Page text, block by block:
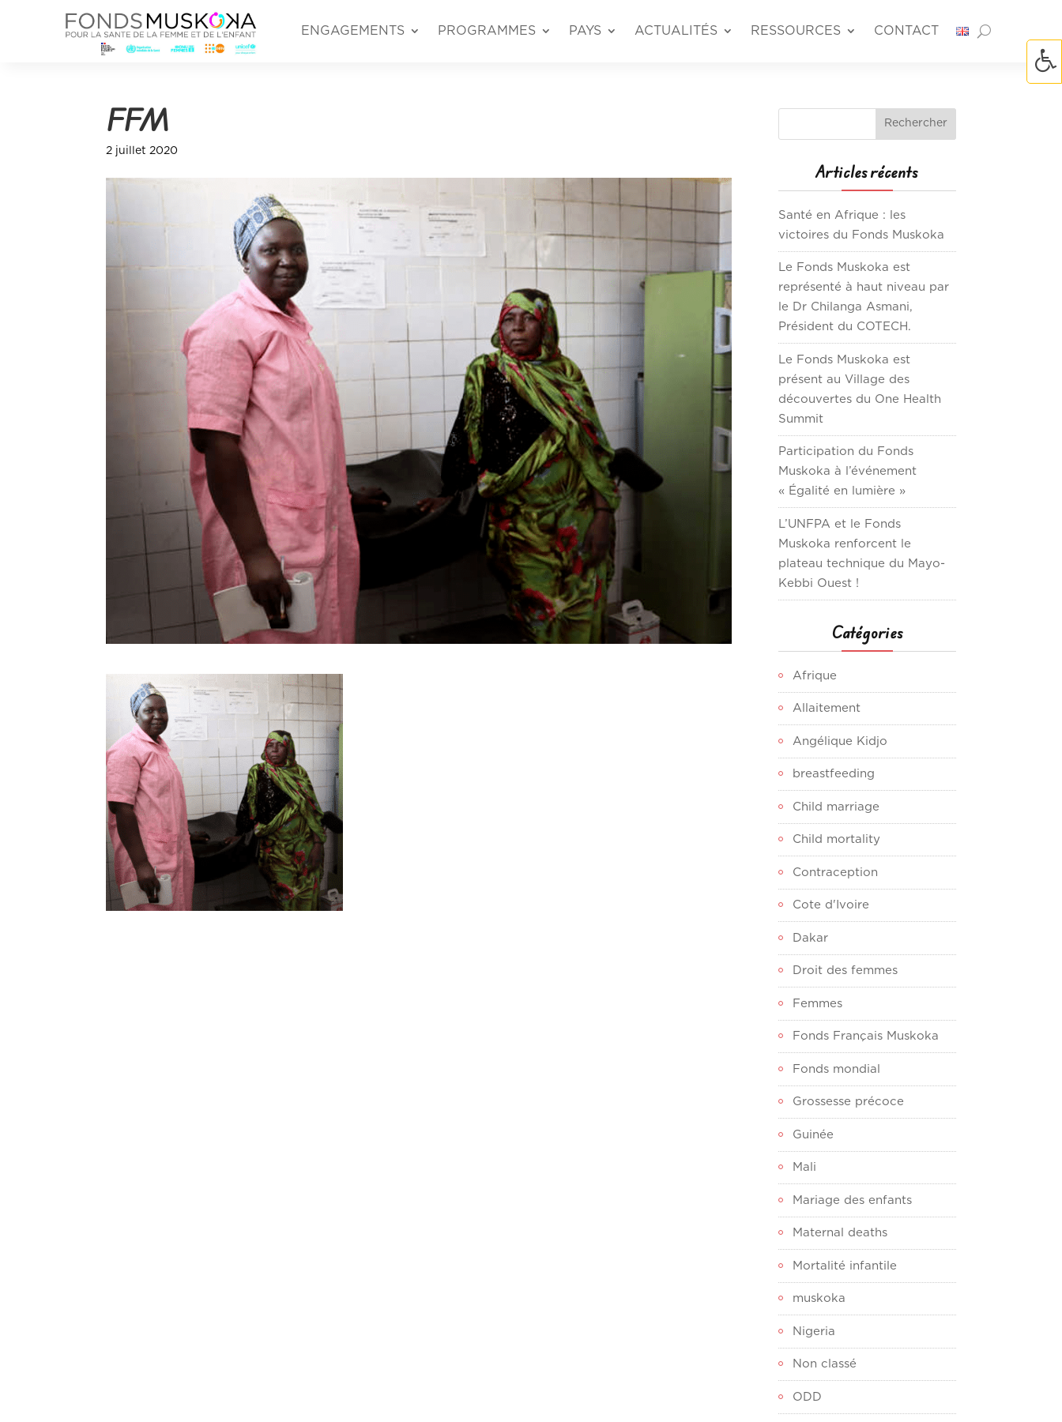
ENGAGEMENTS PROGRAMMES PAYS ACTUALITÉS RESSOURCES CONTACT
FFM
2 juillet 2020
Articles récents
Santé en Afrique : les
victoires du Fonds Muskoka
Le Fonds Muskoka est
représenté à haut niveau par
le Dr Chilanga Asmani,
Président du COTECH.
Le Fonds Muskoka est
présent au Village des
découvertes du One Health
Summit
Participation du Fonds
Muskoka à l’événement
« Égalité en lumière »
L’UNFPA et le Fonds
Muskoka renforcent le
plateau technique du Mayo-
Kebbi Ouest !
Catégories
Afrique
Allaitement
Angélique Kidjo
breastfeeding
Child marriage
Child mortality
Contraception
Cote d'Ivoire
Dakar
Droit des femmes
Femmes
Fonds Français Muskoka
Fonds mondial
Grossesse précoce
Guinée
Mali
Mariage des enfants
Maternal deaths
Mortalité infantile
muskoka
Nigeria
Non classé
ODD